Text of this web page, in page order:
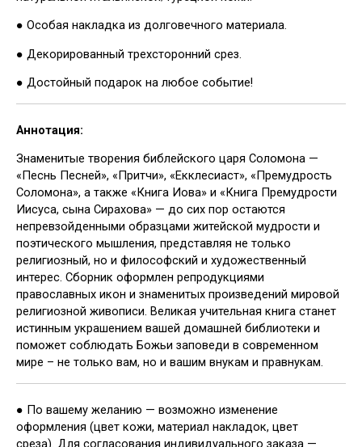
● Особая накладка из долговечного материала.
● Декорированный трехсторонний срез.
● Достойный подарок на любое событие!
Аннотация:
Знаменитые творения библейского царя Соломона —
«Песнь Песней», «Притчи», «Екклесиаст», «Премудрость
Соломона», а также «Книга Иова» и «Книга Премудрости
Иисуса, сына Сирахова» — до сих пор остаются
непревзойденными образцами житейской мудрости и
поэтического мышления, представляя не только
религиозный, но и философский и художественный
интерес. Сборник оформлен репродукциями
православных икон и знаменитых произведений мировой
религиозной живописи. Великая учительная книга станет
истинным украшением вашей домашней библиотеки и
поможет соблюдать Божьи заповеди в современном
мире – не только вам, но и вашим внукам и правнукам.
● По вашему желанию — возможно изменение
оформления (цвет кожи, материал накладок, цвет
среза). Для согласования индивидуального заказа —